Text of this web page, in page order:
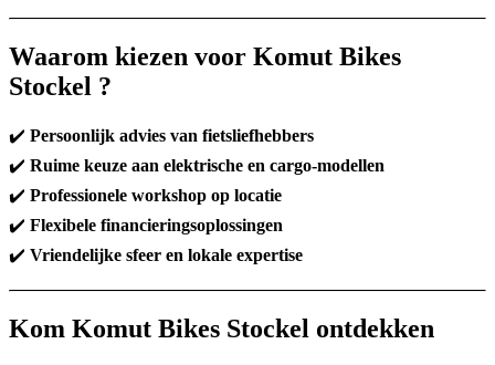
Waarom kiezen voor Komut Bikes
Stockel ?
✔️ Persoonlijk advies van fietsliefhebbers
✔️ Ruime keuze aan elektrische en cargo-modellen
✔️ Professionele workshop op locatie
✔️ Flexibele financieringsoplossingen
✔️ Vriendelijke sfeer en lokale expertise
Kom Komut Bikes Stockel ontdekken